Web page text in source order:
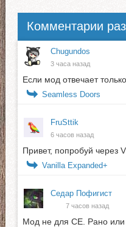
Комментарии
Chugundos
3 часа назад
Если мод отвечает
Seamless Doors
FruSttik
6 часов назад
Привет, попробуй через
Vanilla Expanded+
Седар Пофигист
7 часов назад
Мод не для СЕ. Рано или